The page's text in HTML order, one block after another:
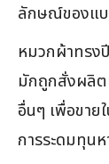
ลักษณ์ของแ
หมวกผ้าทรง
มักถูกสั่งผลิต
อื่นๆ เพื่อขาย
การระดมทุน